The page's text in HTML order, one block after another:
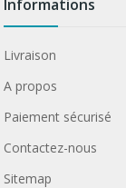
Informations
Livraison
A propos
Paiement sécurisé
Contactez-nous
Sitemap